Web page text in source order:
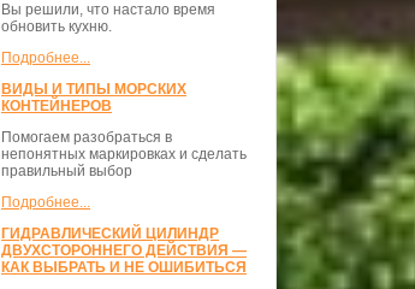
Вы решили, что настало время
обновить кухню.
Подробнее...
ВИДЫ И ТИПЫ МОРСКИХ
КОНТЕЙНЕРОВ
Помогаем разобраться в
непонятных маркировках и сделать
правильный выбор
Подробнее...
ГИДРАВЛИЧЕСКИЙ ЦИЛИНДР
ДВУХСТОРОННЕГО ДЕЙСТВИЯ —
КАК ВЫБРАТЬ И НЕ ОШИБИТЬСЯ